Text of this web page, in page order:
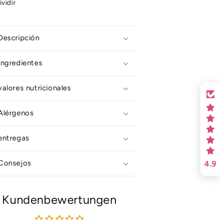
nutricionales
Kundenbewertungen
4.9